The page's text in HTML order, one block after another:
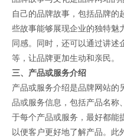
自己的品牌故事，包括品牌的
些故事能够展现企业的独特魅
同感。同时，还可以通过讲述
等，让品牌更加生动和亲民。
三、产品或服务介绍
产品或服务介绍是品牌网站的
品或服务信息，包括产品名称
于每个产品或服务，最好都能
以便客户更好地了解产品。此